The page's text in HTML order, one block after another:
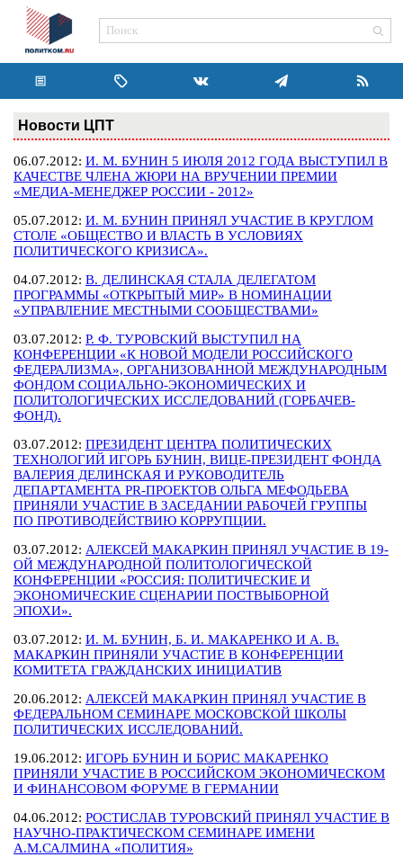
Новости ЦПТ
06.07.2012: И. М. БУНИН 5 ИЮЛЯ 2012 ГОДА ВЫСТУПИЛ В
КАЧЕСТВЕ ЧЛЕНА ЖЮРИ НА ВРУЧЕНИИ ПРЕМИИ
«МЕДИА-МЕНЕДЖЕР РОССИИ - 2012»
05.07.2012: И. М. БУНИН ПРИНЯЛ УЧАСТИЕ В КРУГЛОМ
СТОЛЕ «ОБЩЕСТВО И ВЛАСТЬ В УСЛОВИЯХ
ПОЛИТИЧЕСКОГО КРИЗИСА».
04.07.2012: В. ДЕЛИНСКАЯ СТАЛА ДЕЛЕГАТОМ
ПРОГРАММЫ «ОТКРЫТЫЙ МИР» В НОМИНАЦИИ
«УПРАВЛЕНИЕ МЕСТНЫМИ СООБЩЕСТВАМИ»
03.07.2012: Р. Ф. ТУРОВСКИЙ ВЫСТУПИЛ НА
КОНФЕРЕНЦИИ «К НОВОЙ МОДЕЛИ РОССИЙСКОГО
ФЕДЕРАЛИЗМА», ОРГАНИЗОВАННОЙ МЕЖДУНАРОДНЫМ
ФОНДОМ СОЦИАЛЬНО-ЭКОНОМИЧЕСКИХ И
ПОЛИТОЛОГИЧЕСКИХ ИССЛЕДОВАНИЙ (ГОРБАЧЕВ-
ФОНД).
03.07.2012: ПРЕЗИДЕНТ ЦЕНТРА ПОЛИТИЧЕСКИХ
ТЕХНОЛОГИЙ ИГОРЬ БУНИН, ВИЦЕ-ПРЕЗИДЕНТ ФОНДА
ВАЛЕРИЯ ДЕЛИНСКАЯ И РУКОВОДИТЕЛЬ
ДЕПАРТАМЕНТА PR-ПРОЕКТОВ ОЛЬГА МЕФОДЬЕВА
ПРИНЯЛИ УЧАСТИЕ В ЗАСЕДАНИИ РАБОЧЕЙ ГРУППЫ
ПО ПРОТИВОДЕЙСТВИЮ КОРРУПЦИИ.
03.07.2012: АЛЕКСЕЙ МАКАРКИН ПРИНЯЛ УЧАСТИЕ В 19-
ОЙ МЕЖДУНАРОДНОЙ ПОЛИТОЛОГИЧЕСКОЙ
КОНФЕРЕНЦИИ «РОССИЯ: ПОЛИТИЧЕСКИЕ И
ЭКОНОМИЧЕСКИЕ СЦЕНАРИИ ПОСТВЫБОРНОЙ
ЭПОХИ».
03.07.2012: И. М. БУНИН, Б. И. МАКАРЕНКО И А. В.
МАКАРКИН ПРИНЯЛИ УЧАСТИЕ В КОНФЕРЕНЦИИ
КОМИТЕТА ГРАЖДАНСКИХ ИНИЦИАТИВ
20.06.2012: АЛЕКСЕЙ МАКАРКИН ПРИНЯЛ УЧАСТИЕ В
ФЕДЕРАЛЬНОМ СЕМИНАРЕ МОСКОВСКОЙ ШКОЛЫ
ПОЛИТИЧЕСКИХ ИССЛЕДОВАНИЙ.
19.06.2012: ИГОРЬ БУНИН И БОРИС МАКАРЕНКО
ПРИНЯЛИ УЧАСТИЕ В РОССИЙСКОМ ЭКОНОМИЧЕСКОМ
И ФИНАНСОВОМ ФОРУМЕ В ГЕРМАНИИ
04.06.2012: РОСТИСЛАВ ТУРОВСКИЙ ПРИНЯЛ УЧАСТИЕ В
НАУЧНО-ПРАКТИЧЕСКОМ СЕМИНАРЕ ИМЕНИ
А.М.САЛМИНА «ПОЛИТИЯ»